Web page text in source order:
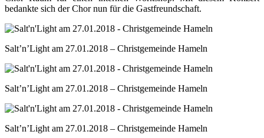
bedankte sich der Chor nun für die Gastfreundschaft.
Salt’n’Light am 27.01.2018 – Christgemeinde Hameln
Salt’n’Light am 27.01.2018 – Christgemeinde Hameln
Salt’n’Light am 27.01.2018 – Christgemeinde Hameln